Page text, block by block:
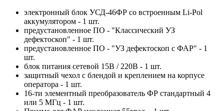
электронный блок УСД-46ФР со встроенным Li-Pol
аккумулятором - 1 шт.
предустановленное ПО - "Классический УЗ
дефектоскоп" - 1 шт.
предустановленное ПО - "УЗ дефектоскоп с ФАР" - 1
шт.
блок питания сетевой 15В / 220В - 1 шт.
защитный чехол с блендой и креплением на корпусе
оператора - 1 шт.
16-ти элементный преобразователь ФР стандартный 4
или 5 МГц - 1 шт.